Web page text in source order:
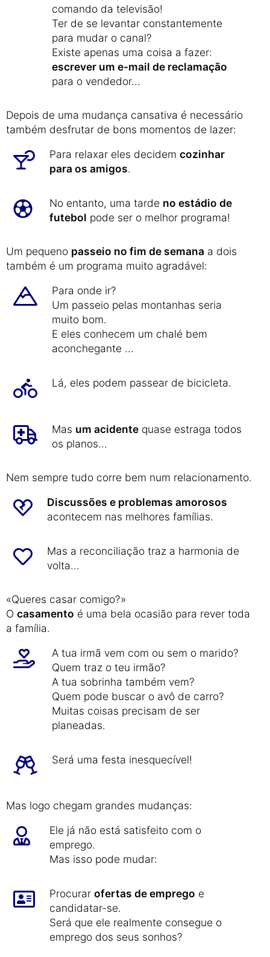
comando da televisão!
Ter de se levantar constantemente
para mudar o canal?
Existe apenas uma coisa a fazer:
escrever um e-mail de reclamação
para o vendedor...
Depois de uma mudança cansativa é necessário
também desfrutar de bons momentos de lazer:
Para relaxar eles decidem cozinhar
para os amigos.
No entanto, uma tarde no estádio de
futebol pode ser o melhor programa!
Um pequeno passeio no fim de semana a dois
também é um programa muito agradável:
Para onde ir?
Um passeio pelas montanhas seria
muito bom.
E eles conhecem um chalé bem
aconchegante ...
Lá, eles podem passear de bicicleta.
Mas um acidente quase estraga todos
os planos...
Nem sempre tudo corre bem num relacionamento.
Discussões e problemas amorosos
acontecem nas melhores famílias.
Mas a reconciliação traz a harmonia de
volta...
«Queres casar comigo?»
O casamento é uma bela ocasião para rever toda
a família.
A tua irmã vem com ou sem o marido?
Quem traz o teu irmão?
A tua sobrinha também vem?
Quem pode buscar o avô de carro?
Muitas coisas precisam de ser
planeadas.
Será uma festa inesquecível!
Mas logo chegam grandes mudanças:
Ele já não está satisfeito com o
emprego.
Mas isso pode mudar:
Procurar ofertas de emprego e
candidatar-se.
Será que ele realmente consegue o
emprego dos seus sonhos?